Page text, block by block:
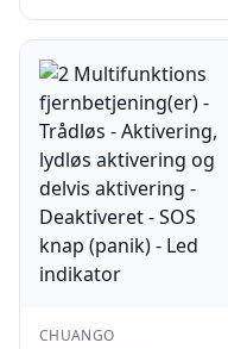
CHUANGO